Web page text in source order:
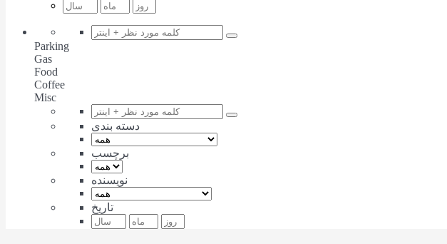
Parking
Gas
Food
Coffee
Misc
دسته بندی
برچسب
نویسنده
تاریخ